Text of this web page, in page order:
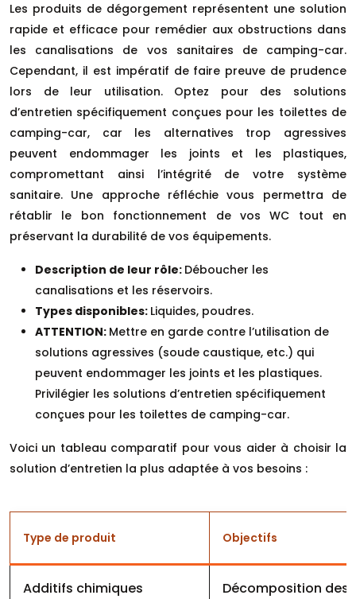
Les produits de dégorgement représentent une solution
rapide et efficace pour remédier aux obstructions dans
les canalisations de vos sanitaires de camping-car.
Cependant, il est impératif de faire preuve de prudence
lors de leur utilisation. Optez pour des solutions
d’entretien spécifiquement conçues pour les toilettes de
camping-car, car les alternatives trop agressives
peuvent endommager les joints et les plastiques,
compromettant ainsi l’intégrité de votre système
sanitaire. Une approche réfléchie vous permettra de
rétablir le bon fonctionnement de vos WC tout en
préservant la durabilité de vos équipements.
Description de leur rôle: Déboucher les
canalisations et les réservoirs.
Types disponibles: Liquides, poudres.
ATTENTION: Mettre en garde contre l’utilisation de
solutions agressives (soude caustique, etc.) qui
peuvent endommager les joints et les plastiques.
Privilégier les solutions d’entretien spécifiquement
conçues pour les toilettes de camping-car.
Voici un tableau comparatif pour vous aider à choisir la
solution d’entretien la plus adaptée à vos besoins :
Type de produit Objectifs
Additifs chimiques Décomposition des